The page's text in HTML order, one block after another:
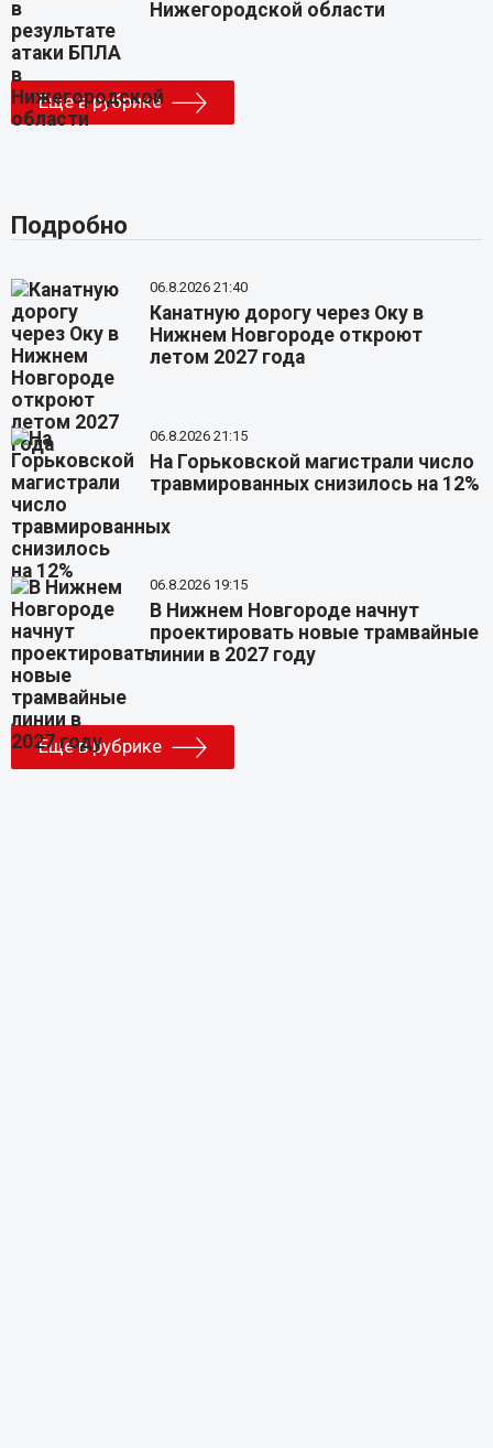
Нижегородской области
Еще в рубрике
Подробно
06.8.2026 21:40
Канатную дорогу через Оку в
Нижнем Новгороде откроют
летом 2027 года
06.8.2026 21:15
На Горьковской магистрали число
травмированных снизилось на 12%
06.8.2026 19:15
В Нижнем Новгороде начнут
проектировать новые трамвайные
линии в 2027 году
Еще в рубрике